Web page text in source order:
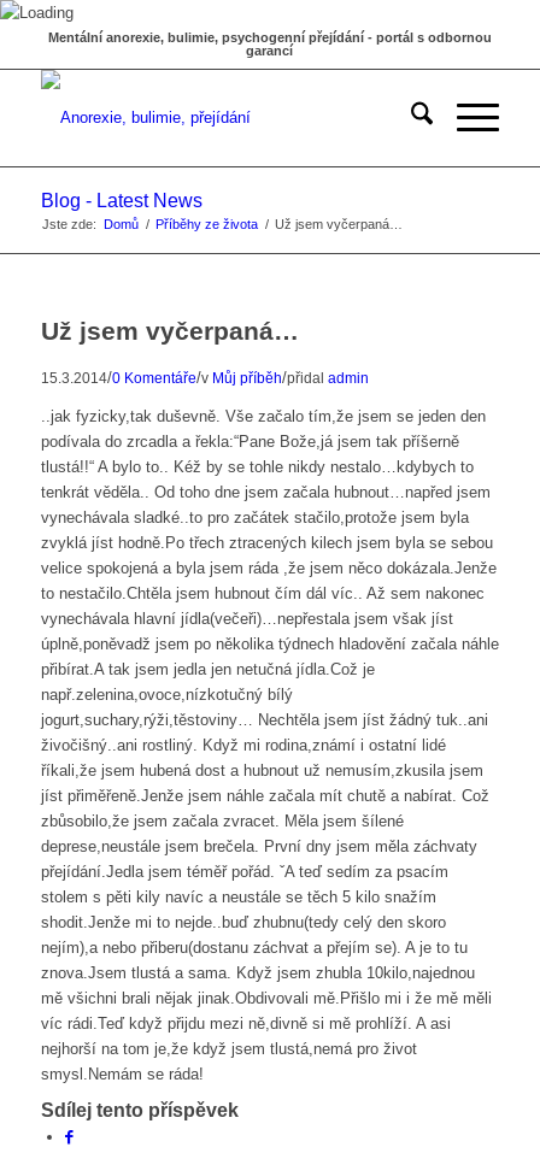
Mentální anorexie, bulimie, psychogenní přejídání - portál s odbornou
garancí
Blog - Latest News
Jste zde: Domů / Příběhy ze života / Už jsem vyčerpaná…
Už jsem vyčerpaná…
15.3.2014/0 Komentáře/v Můj příběh/přidal admin
..jak fyzicky,tak duševně. Vše začalo tím,že jsem se jeden den
podívala do zrcadla a řekla:“Pane Bože,já jsem tak příšerně
tlustá!!“ A bylo to.. Kéž by se tohle nikdy nestalo…kdybych to
tenkrát věděla.. Od toho dne jsem začala hubnout…napřed jsem
vynechávala sladké..to pro začátek stačilo,protože jsem byla
zvyklá jíst hodně.Po třech ztracených kilech jsem byla se sebou
velice spokojená a byla jsem ráda ,že jsem něco dokázala.Jenže
to nestačilo.Chtěla jsem hubnout čím dál víc.. Až sem nakonec
vynechávala hlavní jídla(večeři)…nepřestala jsem však jíst
úplně,poněvadž jsem po několika týdnech hladovění začala náhle
přibírat.A tak jsem jedla jen netučná jídla.Což je
např.zelenina,ovoce,nízkotučný bílý
jogurt,suchary,rýži,těstoviny… Nechtěla jsem jíst žádný tuk..ani
živočišný..ani rostliný. Když mi rodina,známí i ostatní lidé
říkali,že jsem hubená dost a hubnout už nemusím,zkusila jsem
jíst přiměřeně.Jenže jsem náhle začala mít chutě a nabírat. Což
zbůsobilo,že jsem začala zvracet. Měla jsem šílené
deprese,neustále jsem brečela. První dny jsem měla záchvaty
přejídání.Jedla jsem téměř pořád. ˇA teď sedím za psacím
stolem s pěti kily navíc a neustále se těch 5 kilo snažím
shodit.Jenže mi to nejde..buď zhubnu(tedy celý den skoro
nejím),a nebo přiberu(dostanu záchvat a přejím se). A je to tu
znova.Jsem tlustá a sama. Když jsem zhubla 10kilo,najednou
mě všichni brali nějak jinak.Obdivovali mě.Přišlo mi i že mě měli
víc rádi.Teď když přijdu mezi ně,divně si mě prohlíží. A asi
nejhorší na tom je,že když jsem tlustá,nemá pro život
smysl.Nemám se ráda!
Sdílej tento příspěvek